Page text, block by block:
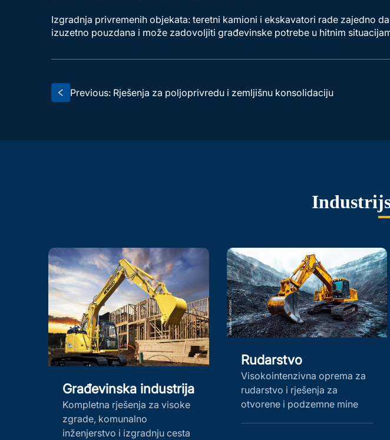
Izgradnja privremenih objekata: teretni kamioni i ekskavatori rade zajedno
izuzetno pouzdana i može zadovoljiti građevinske potrebe u hitnim
Previous: Rješenja za poljoprivredu i zemljišnu konsolidaciju
Građevinska industrija
Kompletna rješenja za visoke
zgrade, komunalno
inženjerstvo i izgradnju cesta
Rudarstvo
Visokointenzivna oprema za
rudarstvo i rješenja za
otvorene i podzemne mine